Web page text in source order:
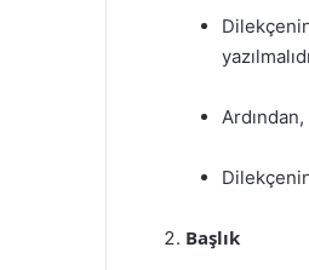
Başlık